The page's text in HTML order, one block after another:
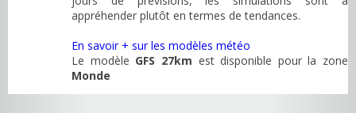
appréhender plutôt en termes de tendances.
En savoir + sur les modèles météo
Le modèle GFS 27km est disponible pour la zone
Monde